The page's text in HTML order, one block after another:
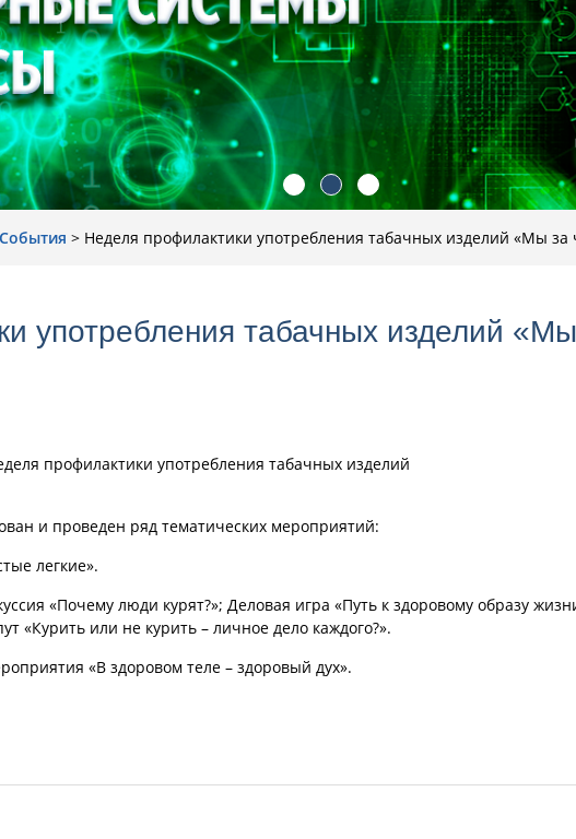
События > Неделя профилактики употребления табачных изделий «Мы за
употребления табачных изделий
профилактики употребления табачных изделий
и проведен ряд тематических мероприятий:
легкие».
«Почему люди курят?»; Деловая игра «Путь к здоровому образу
«Курить или не курить – личное дело каждого?».
«В здоровом теле – здоровый дух».